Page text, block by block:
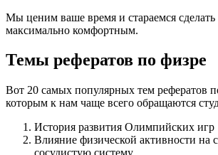
Мы ценим ваше время и стараемся сделать
максимально комфортным.
Темы рефератов по физре
Вот 20 самых популярных тем рефератов
которым к нам чаще всего обращаются
История развития Олимпийских игр
Влияние физической активности на